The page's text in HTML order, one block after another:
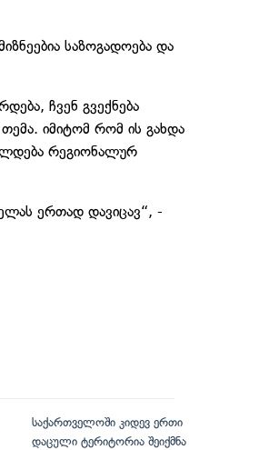
საზოგადოება და
ჩვენ გვექნება
იმიტომ რომ ის გახდა
რეგიონალურ
ერთად დავიცავ“, -
საქართველოში კიდევ ერთი
დაცული ტერიტორია შეიქმნა